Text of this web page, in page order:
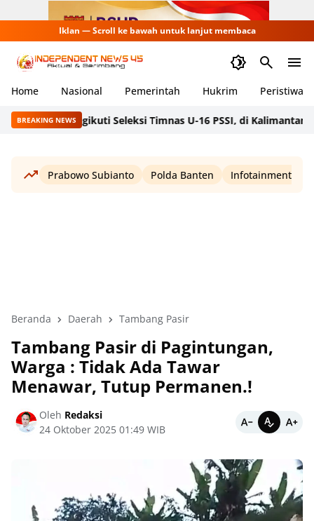
Iklan — Scroll ke bawah untuk lanjut membaca
Home Nasional Pemerintah Hukrim Peristiwa
BREAKING NEWS
Mengikuti Seleksi Timnas U-16 PSSI, di Kalimantan
Prabowo Subianto Polda Banten Infotainment
Beranda Daerah Tambang Pasir
Tambang Pasir di Pagintungan,
Warga : Tidak Ada Tawar
Menawar, Tutup Permanen.!
Oleh Redaksi
24 Oktober 2025 01:49 WIB